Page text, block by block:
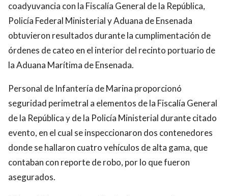
coadyuvancia con la Fiscalía General de la República,
Policía Federal Ministerial y Aduana de Ensenada
obtuvieron resultados durante la cumplimentación de
órdenes de cateo en el interior del recinto portuario de
la Aduana Marítima de Ensenada.
Personal de Infantería de Marina proporcionó
seguridad perimetral a elementos de la Fiscalía General
de la República y de la Policía Ministerial durante citado
evento, en el cual se inspeccionaron dos contenedores
donde se hallaron cuatro vehículos de alta gama, que
contaban con reporte de robo, por lo que fueron
asegurados.